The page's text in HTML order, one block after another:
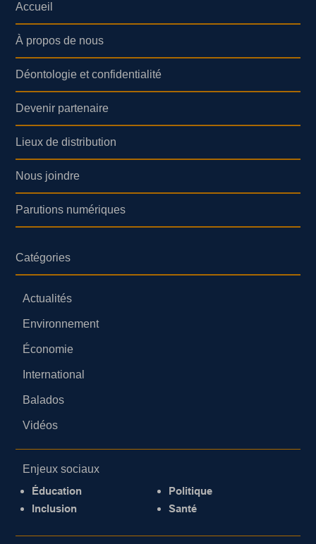
Accueil
À propos de nous
Déontologie et confidentialité
Devenir partenaire
Lieux de distribution
Nous joindre
Parutions numériques
Catégories
Actualités
Environnement
Économie
International
Balados
Vidéos
Enjeux sociaux
Éducation
Inclusion
Politique
Santé